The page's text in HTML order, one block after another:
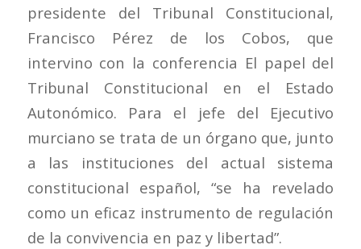
presidente del Tribunal Constitucional,
Francisco Pérez de los Cobos, que
intervino con la conferencia El papel del
Tribunal Constitucional en el Estado
Autonómico. Para el jefe del Ejecutivo
murciano se trata de un órgano que, junto
a las instituciones del actual sistema
constitucional español, “se ha revelado
como un eficaz instrumento de regulación
de la convivencia en paz y libertad”.